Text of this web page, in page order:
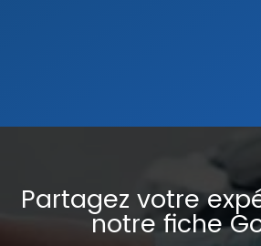
Partagez votre
notre fiche